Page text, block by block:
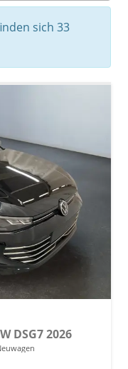
sich 33
DSG7 2026